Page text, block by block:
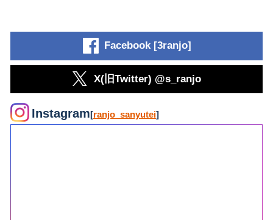
Facebook [3ranjo]
X(旧Twitter) @s_ranjo
Instagram[ranjo_sanyutei]